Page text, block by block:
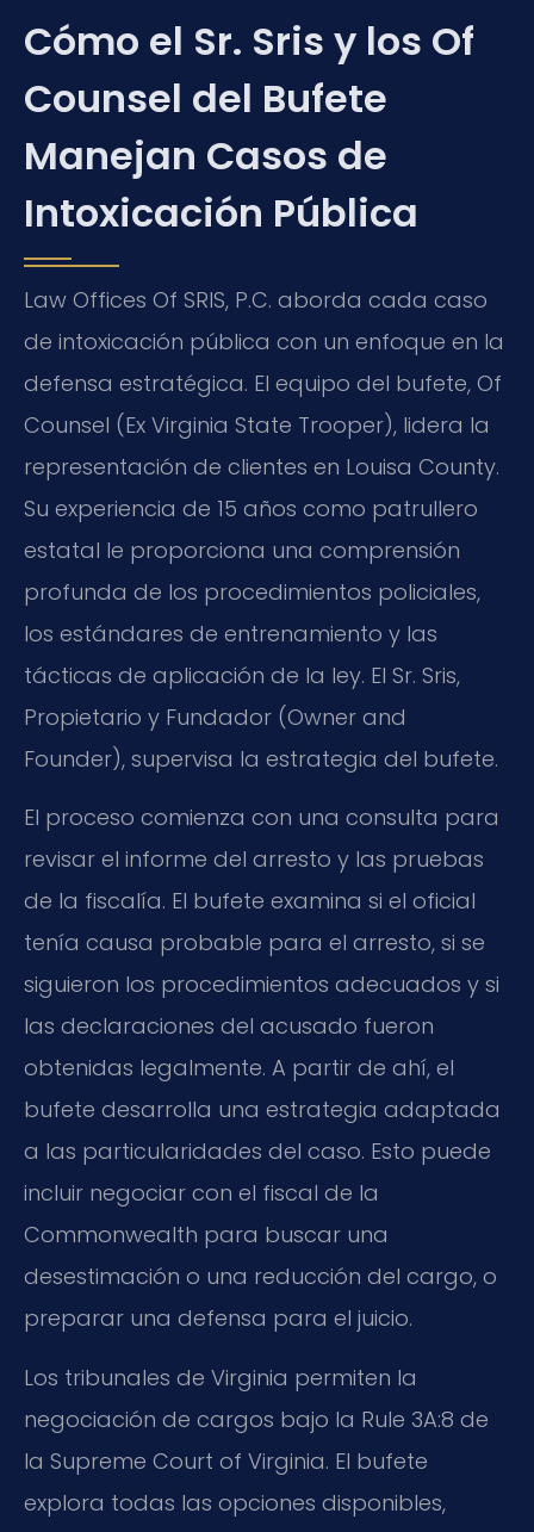
Cómo el Sr. Sris y los Of
Counsel del Bufete
Manejan Casos de
Intoxicación Pública
Law Offices Of SRIS, P.C. aborda cada caso
de intoxicación pública con un enfoque en la
defensa estratégica. El equipo del bufete, Of
Counsel (Ex Virginia State Trooper), lidera la
representación de clientes en Louisa County.
Su experiencia de 15 años como patrullero
estatal le proporciona una comprensión
profunda de los procedimientos policiales,
los estándares de entrenamiento y las
tácticas de aplicación de la ley. El Sr. Sris,
Propietario y Fundador (Owner and
Founder), supervisa la estrategia del bufete.
El proceso comienza con una consulta para
revisar el informe del arresto y las pruebas
de la fiscalía. El bufete examina si el oficial
tenía causa probable para el arresto, si se
siguieron los procedimientos adecuados y si
las declaraciones del acusado fueron
obtenidas legalmente. A partir de ahí, el
bufete desarrolla una estrategia adaptada
a las particularidades del caso. Esto puede
incluir negociar con el fiscal de la
Commonwealth para buscar una
desestimación o una reducción del cargo, o
preparar una defensa para el juicio.
Los tribunales de Virginia permiten la
negociación de cargos bajo la Rule 3A:8 de
la Supreme Court of Virginia. El bufete
explora todas las opciones disponibles,